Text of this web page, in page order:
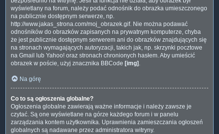
wyświetlany na forum, należy podać odnośnik do obrazka umieszczonego
na publicznie dostępnym serwerze, np.
http://www.jakas_strona.com/moj_obrazek.gif. Nie można podawać
odnośników do obrazków zapisanych na prywatnym komputerze, chyba
że jest publicznie dostępnym serwerem ani do obrazków znajdujących się
na stronach wymagających autoryzacji, takich jak, np. skrzynki pocztowe
na Gmail lub Yahoo! oraz stronach chronionych hasłem. Aby umieścić
obrazek w poście, użyj znacznika BBCode [img].
Na górę
Co to są ogłoszenia globalne?
Ogłoszenia globalne zawierają ważne informacje i należy zawsze je
czytać. Są one wyświetlane na górze każdego forum i w panelu
zarządzania kontem użytkownika. Uprawnienia zamieszczania ogłoszeń
globalnych są nadawane przez administratora witryny.